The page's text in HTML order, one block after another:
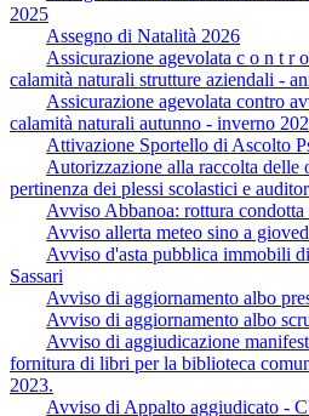
2025
Assegno di Natalità 2026
Assicurazione agevolata c o n t r
calamità naturali strutture aziendali -
Assicurazione agevolata contro
calamità naturali autunno - inverno
Attivazione Sportello di Ascolto
Autorizzazione alla raccolta delle
pertinenza dei plessi scolastici e
Avviso Abbanoa: rottura
Avviso allerta meteo sino a
Avviso d'asta pubblica immobili
Sassari
Avviso di aggiornamento albo
Avviso di aggiornamento albo
Avviso di aggiudicazione
fornitura di libri per la biblioteca
2023.
Avviso di Appalto aggiudicato -